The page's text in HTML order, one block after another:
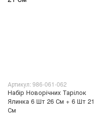
Артикул: 986-061-062
Набір Новорічних Тарілок
Ялинка 6 Шт 26 См + 6 Шт 21
См